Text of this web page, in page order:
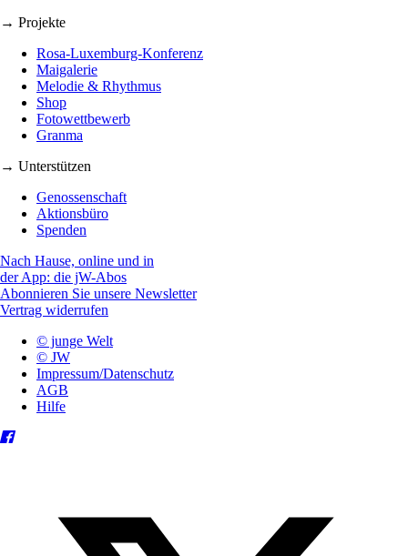
→ Projekte
Rosa-Luxemburg-Konferenz
Maigalerie
Melodie & Rhythmus
Shop
Fotowettbewerb
Granma
→ Unterstützen
Genossenschaft
Aktionsbüro
Spenden
Nach Hause, online und in
der App: die jW-Abos
Abonnieren Sie unsere Newsletter
Vertrag widerrufen
© junge Welt
© JW
Impressum/Datenschutz
AGB
Hilfe